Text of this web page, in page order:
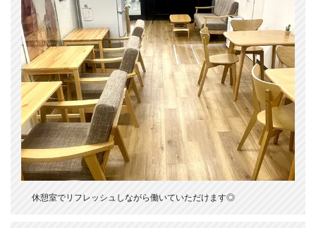
休憩室でリフレッシュしながら働いていただけます◎